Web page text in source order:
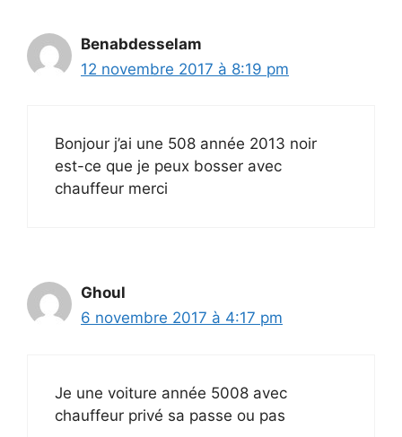
Benabdesselam
12 novembre 2017 à 8:19 pm
Bonjour j’ai une 508 année 2013 noir
est-ce que je peux bosser avec
chauffeur merci
Ghoul
6 novembre 2017 à 4:17 pm
Je une voiture année 5008 avec
chauffeur privé sa passe ou pas